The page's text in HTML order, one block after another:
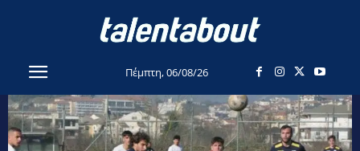
Πέμπτη, 06/08/26